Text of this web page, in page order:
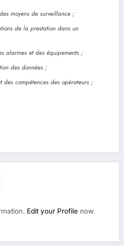
moyens de surveillance ;
de la prestation dans un
alarmes et des équipements ;
des données ;
compétences des opérateurs ;
Edit your Profile now.